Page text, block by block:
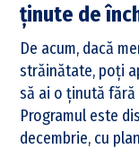
ținute de
De acum, dacă
străinătate, poți
să ai o ținută
Programul este
decembrie, cu